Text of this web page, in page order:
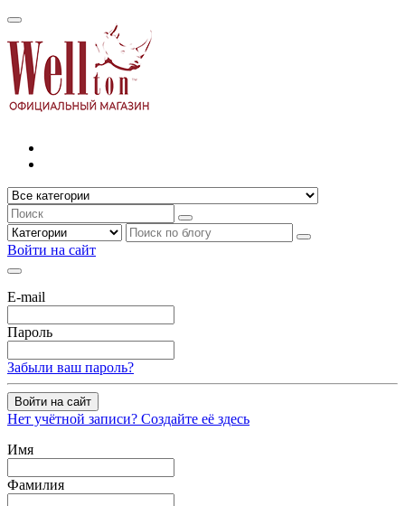
Войти на сайт
E-mail
Пароль
Забыли ваш пароль?
Войти на сайт
Нет учётной записи? Создайте её здесь
Имя
Фамилия